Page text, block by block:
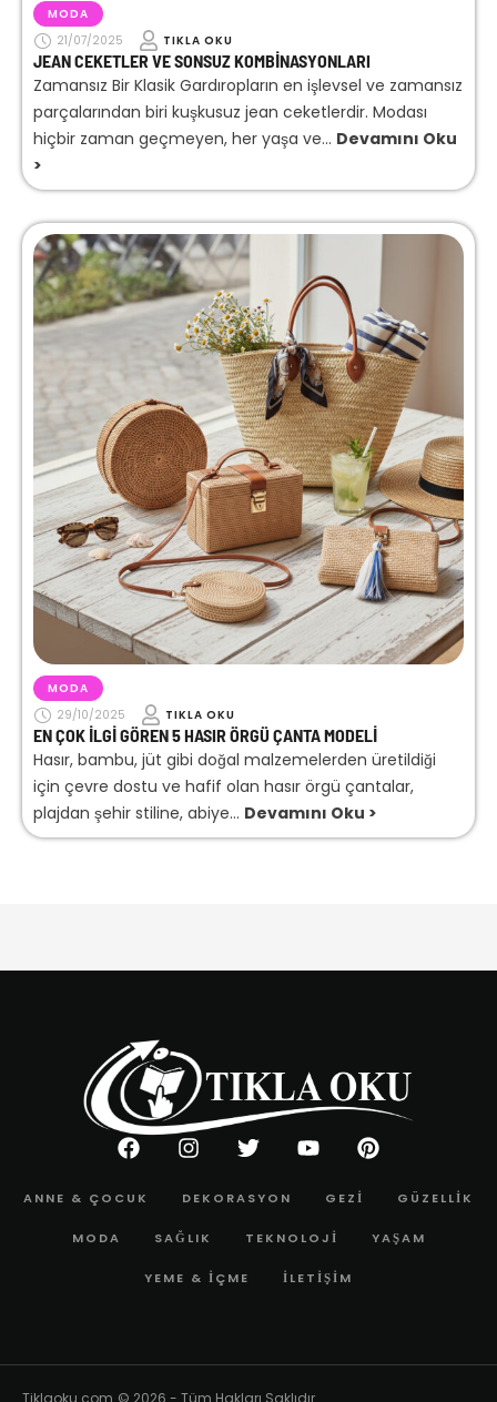
MODA
21/07/2025
TIKLA OKU
JEAN CEKETLER VE SONSUZ KOMBINASYONLARI
Zamansız Bir Klasik Gardıropların en işlevsel ve zamansız
parçalarından biri kuşkusuz jean ceketlerdir. Modası
hiçbir zaman geçmeyen, her yaşa ve... Devamını Oku
>
MODA
29/10/2025
TIKLA OKU
EN ÇOK İLGI GÖREN 5 HASIR ÖRGÜ ÇANTA MODELI
Hasır, bambu, jüt gibi doğal malzemelerden üretildiği
için çevre dostu ve hafif olan hasır örgü çantalar,
plajdan şehir stiline, abiye... Devamını Oku >
ANNE & ÇOCUK DEKORASYON GEZI GÜZELLIK
MODA SAĞLIK TEKNOLOJI YAŞAM
YEME & İÇME İLETIŞIM